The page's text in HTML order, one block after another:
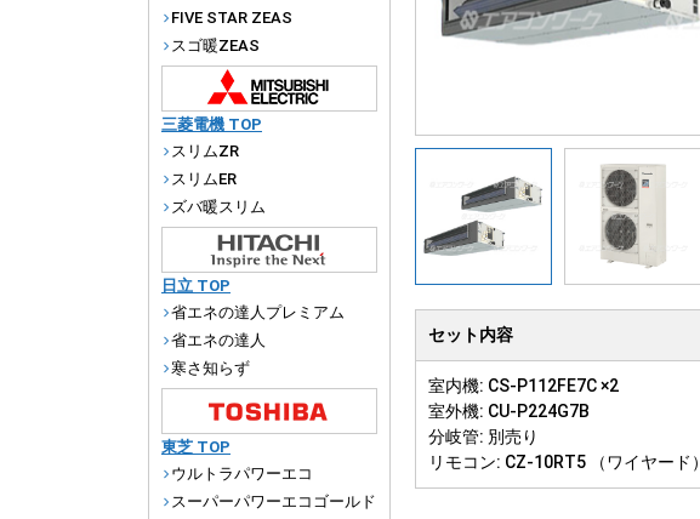
セット内容
室内機: CS-P112FE7C ×2
室外機: CU-P224G7B
分岐管: 別売り
リモコン: CZ-10RT5 （ワイヤード）
FIVE STAR ZEAS
スゴ暖ZEAS
三菱電機 TOP
スリムZR
スリムER
ズバ暖スリム
日立 TOP
省エネの達人プレミアム
省エネの達人
寒さ知らず
東芝 TOP
ウルトラパワーエコ
スーパーパワーエコゴールド